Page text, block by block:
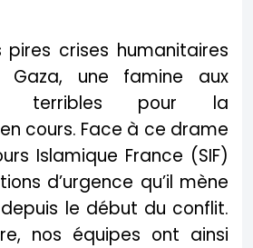
pires crises humanitaires
une famine aux
terribles pour la
cours. Face à ce drame
Islamique France (SIF)
d’urgence qu’il mène
le début du conflit.
nos équipes ont ainsi